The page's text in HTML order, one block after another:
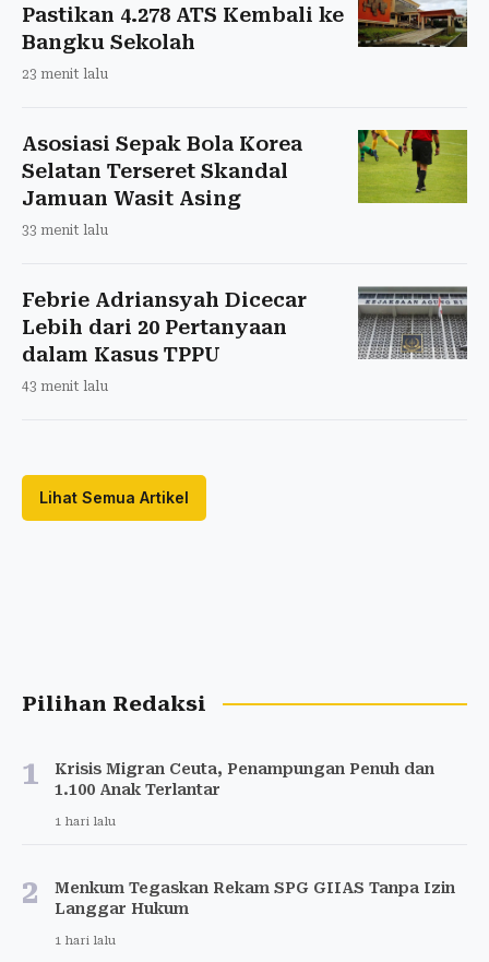
Pastikan 4.278 ATS Kembali ke
Bangku Sekolah
23 menit lalu
Asosiasi Sepak Bola Korea
Selatan Terseret Skandal
Jamuan Wasit Asing
33 menit lalu
Febrie Adriansyah Dicecar
Lebih dari 20 Pertanyaan
dalam Kasus TPPU
43 menit lalu
Lihat Semua Artikel
Pilihan Redaksi
1
Krisis Migran Ceuta, Penampungan Penuh dan
1.100 Anak Terlantar
1 hari lalu
2
Menkum Tegaskan Rekam SPG GIIAS Tanpa Izin
Langgar Hukum
1 hari lalu